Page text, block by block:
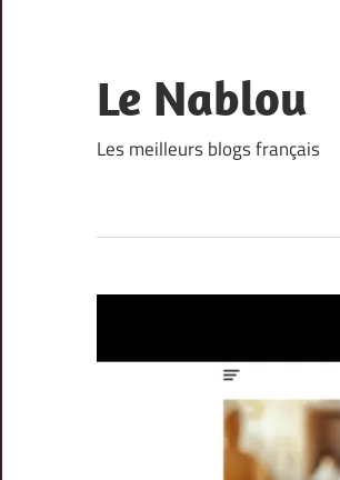
content
Le Nablou
Les meilleurs blogs français